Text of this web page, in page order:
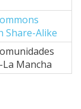
Share-Alike
Mancha